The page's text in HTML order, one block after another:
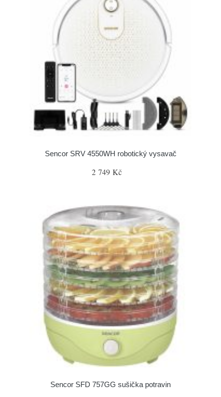
Sencor SRV 4550WH robotický vysavač
2 749 Kč
Sencor SFD 757GG sušička potravin